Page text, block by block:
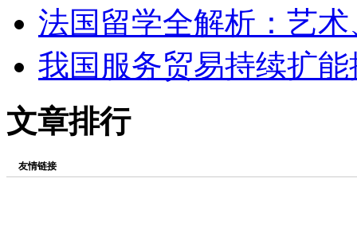
法国留学全解析：艺
我国服务贸易持续扩能
文章排行
友情链接